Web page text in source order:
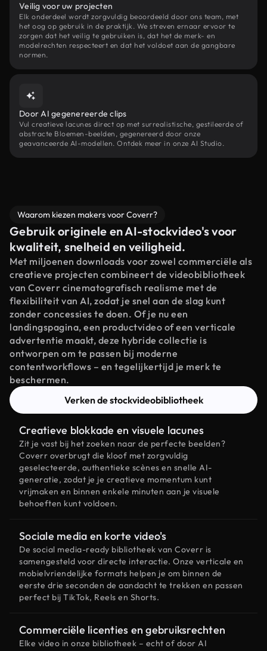
Veilig voor uw projecten
Elk onderdeel wordt zorgvuldig beoordeeld door ons team, met
het oog op gebruik in de praktijk. We streven ernaar ervoor te
zorgen dat het veilig te gebruiken is, dat het de merk- en
modelrechten respecteert en dat het voldoet aan de gangbare
normen.
Door AI gegenereerde clips
Vul creatieve lacunes direct op met surrealistische, gestileerde of
abstracte Bloemen-beelden, gegenereerd door onze
geavanceerde AI-modellen. Ontdek meer in onze AI Studio.
Waarom kiezen makers voor Coverr?
Gebruik originele en AI-stockvideo's voor
kwaliteit, snelheid en veiligheid.
Met miljoenen downloads voor zowel commerciële als
creatieve projecten combineert de videobibliotheek
van Coverr cinematografisch realisme met de
flexibiliteit van AI, zodat je snel aan de slag kunt
zonder concessies te doen. Of je nu een
landingspagina, een productvideo of een verticale
advertentie maakt, deze hybride collectie is
ontworpen om te passen bij moderne
contentworkflows – en tegelijkertijd je merk te
beschermen.
Verken de stockvideobibliotheek
Creatieve blokkade en visuele lacunes
Zit je vast bij het zoeken naar de perfecte beelden?
Coverr overbrugt die kloof met zorgvuldig
geselecteerde, authentieke scènes en snelle AI-
generatie, zodat je je creatieve momentum kunt
vrijmaken en binnen enkele minuten aan je visuele
behoeften kunt voldoen.
Sociale media en korte video's
De social media-ready bibliotheek van Coverr is
samengesteld voor directe interactie. Onze verticale en
mobielvriendelijke formats helpen je om binnen de
eerste drie seconden de aandacht te trekken en passen
perfect bij TikTok, Reels en Shorts.
Commerciële licenties en gebruiksrechten
Elke video in onze bibliotheek – echt of door AI